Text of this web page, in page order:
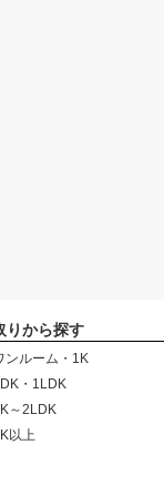
りから探す
ンルーム・1K
・1LDK
～2LDK
以上